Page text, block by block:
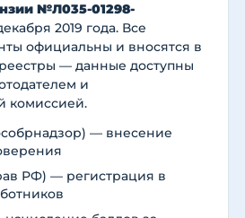
№Л035-01298-
2019 года. Все
официальны и вносятся в
— данные доступны
и
комиссией.
— внесение
РФ) — регистрация в